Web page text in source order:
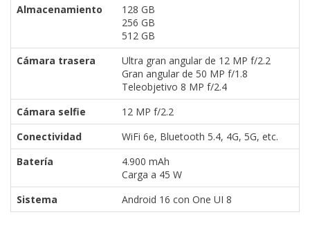
Almacenamiento
128 GB
256 GB
512 GB
Cámara trasera
Ultra gran angular de 12 MP f/2.2
Gran angular de 50 MP f/1.8
Teleobjetivo 8 MP f/2.4
Cámara selfie
12 MP f/2.2
Conectividad
WiFi 6e, Bluetooth 5.4, 4G, 5G, etc.
Batería
4.900 mAh
Carga a 45 W
Sistema
Android 16 con One UI 8